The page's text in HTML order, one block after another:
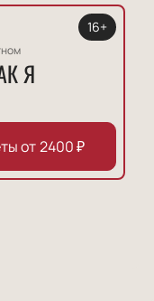
Я
16+
от2400₽